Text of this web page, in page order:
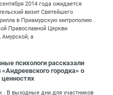
2014 года ожидается
визит Святейшего
в Приамурскую митрополию .
Православной Церкви
Амурской, а
психологи рассказали
городка» о
. В выходные дни для участников